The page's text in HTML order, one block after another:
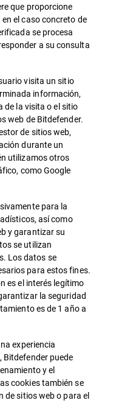
que proporcione
el caso concreto de
se procesa
a su consulta
visita un sitio
información,
de la visita o el sitio
web de Bitdefender.
de sitios web,
durante un
utilizamos otros
como Google
para la
así como
y garantizar su
se utilizan
Los datos se
para estos fines.
es el interés legítimo
la seguridad
es de 1 año a
experiencia
puede
y el
cookies también se
de sitios web o para el